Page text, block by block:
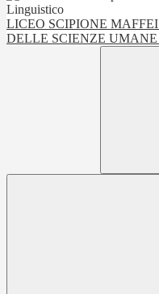
LICEO SCIPIONE MAFFEI
DELLE SCIENZE UMANE